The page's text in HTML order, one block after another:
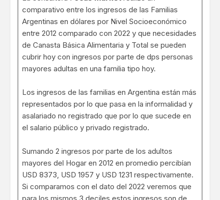
comparativo entre los ingresos de las Familias
Argentinas en dólares por Nivel Socioeconómico
entre 2012 comparado con 2022 y que necesidades
de Canasta Básica Alimentaria y Total se pueden
cubrir hoy con ingresos por parte de dps personas
mayores adultas en una familia tipo hoy.
Los ingresos de las familias en Argentina están más
representados por lo que pasa en la informalidad y
asalariado no registrado que por lo que sucede en
el salario público y privado registrado.
Sumando 2 ingresos por parte de los adultos
mayores del Hogar en 2012 en promedio percibían
USD 8373, USD 1957 y USD 1231 respectivamente.
Si comparamos con el dato del 2022 veremos que